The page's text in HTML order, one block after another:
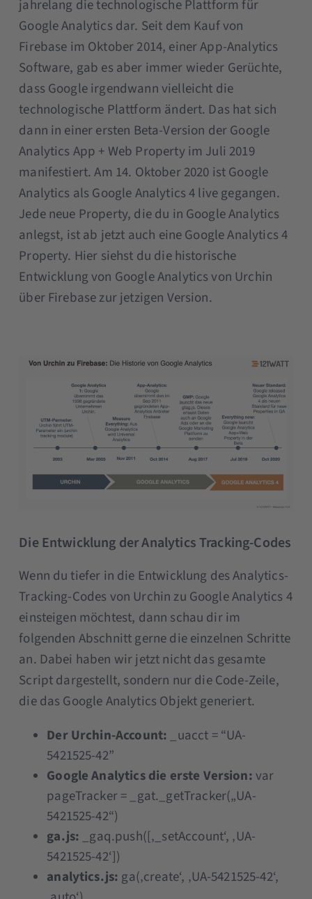
jahrelang die technologische Plattform für
Google Analytics dar. Seit dem Kauf von
Firebase im Oktober 2014, einer App-Analytics
Software, gab es aber immer wieder Gerüchte,
dass Google irgendwann vielleicht die
technologische Plattform ändert. Das hat sich
dann in einer ersten Beta-Version der Google
Analytics App + Web Property im Juli 2019
manifestiert. Am 14. Oktober 2020 ist Google
Analytics als Google Analytics 4 live gegangen.
Jede neue Property, die du in Google Analytics
anlegst, ist ab jetzt auch eine Google Analytics 4
Property. Hier siehst du die historische
Entwicklung von Google Analytics von Urchin
über Firebase zur jetzigen Version.
Die Entwicklung der Analytics Tracking-Codes
Wenn du tiefer in die Entwicklung des Analytics-
Tracking-Codes von Urchin zu Google Analytics 4
einsteigen möchtest, dann schau dir im
folgenden Abschnitt gerne die einzelnen Schritte
an. Dabei haben wir jetzt nicht das gesamte
Script dargestellt, sondern nur die Code-Zeile,
die das Google Analytics Objekt generiert.
Der Urchin-Account:_uacct = “UA-
5421525-42”
Google Analytics die erste Version:var
pageTracker = _gat._getTracker(„UA-
5421525-42“)
ga.js:_gaq.push([‚_setAccount‘, ‚UA-
5421525-42‘])
analytics.js: ga(‚create‘, ‚UA-5421525-42‘,